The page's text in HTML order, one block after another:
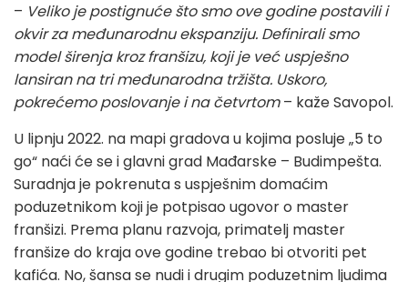
– Veliko je postignuće što smo ove godine postavili i
okvir za međunarodnu ekspanziju. Definirali smo
model širenja kroz franšizu, koji je već uspješno
lansiran na tri međunarodna tržišta. Uskoro,
pokrećemo poslovanje i na četvrtom– kaže Savopol.
U lipnju 2022. na mapi gradova u kojima posluje „5 to
go“ naći će se i glavni grad Mađarske – Budimpešta.
Suradnja je pokrenuta s uspješnim domaćim
poduzetnikom koji je potpisao ugovor o master
franšizi. Prema planu razvoja, primatelj master
franšize do kraja ove godine trebao bi otvoriti pet
kafića. No, šansa se nudi i drugim poduzetnim ljudima